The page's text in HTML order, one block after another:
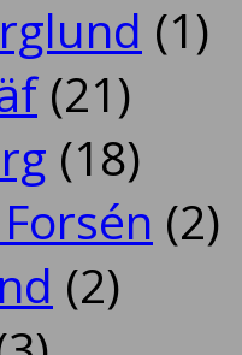
(1)
(21)
(18)
(2)
(2)